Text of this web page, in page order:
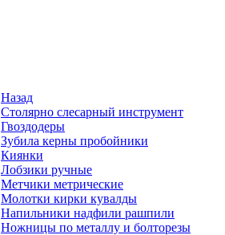
Назад
Столярно слесарный инструмент
Гвоздодеры
Зубила керны пробойники
Киянки
Лобзики ручные
Метчики метрические
Молотки кирки кувалды
Напильники надфили рашпили
Ножницы по металлу и болторезы